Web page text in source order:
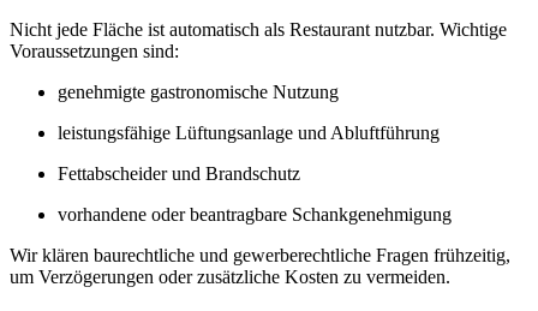
Nicht jede Fläche ist automatisch als Restaurant nutzbar. Wichtige
Voraussetzungen sind:
genehmigte gastronomische Nutzung
leistungsfähige Lüftungsanlage und Abluftführung
Fettabscheider und Brandschutz
vorhandene oder beantragbare Schankgenehmigung
Wir klären baurechtliche und gewerberechtliche Fragen frühzeitig,
um Verzögerungen oder zusätzliche Kosten zu vermeiden.